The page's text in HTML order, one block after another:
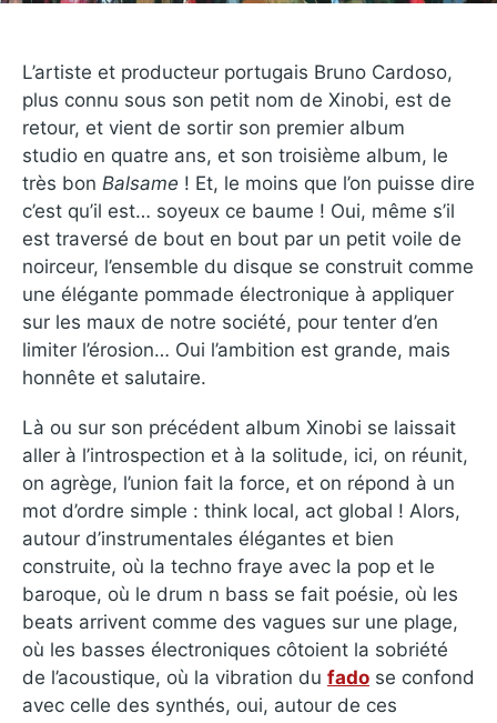
L’artiste et producteur portugais Bruno Cardoso,
plus connu sous son petit nom de Xinobi, est de
retour, et vient de sortir son premier album
studio en quatre ans, et son troisième album, le
très bon Balsame ! Et, le moins que l’on puisse dire
c’est qu’il est… soyeux ce baume ! Oui, même s’il
est traversé de bout en bout par un petit voile de
noirceur, l’ensemble du disque se construit comme
une élégante pommade électronique à appliquer
sur les maux de notre société, pour tenter d’en
limiter l’érosion… Oui l’ambition est grande, mais
honnête et salutaire.
Là ou sur son précédent album Xinobi se laissait
aller à l’introspection et à la solitude, ici, on réunit,
on agrège, l’union fait la force, et on répond à un
mot d’ordre simple : think local, act global ! Alors,
autour d’instrumentales élégantes et bien
construite, où la techno fraye avec la pop et le
baroque, où le drum n bass se fait poésie, où les
beats arrivent comme des vagues sur une plage,
où les basses électroniques côtoient la sobriété
de l’acoustique, où la vibration du fado se confond
avec celle des synthés, oui, autour de ces